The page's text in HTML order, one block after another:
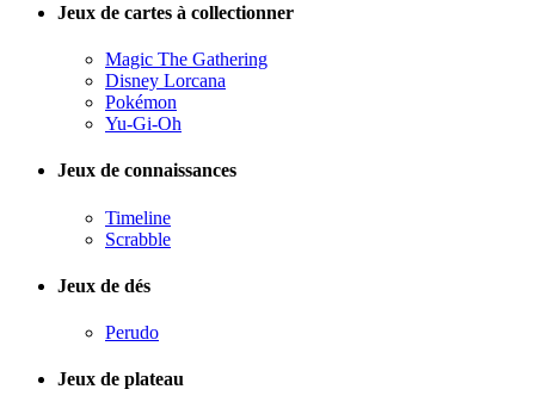
Jeux de cartes à collectionner
Magic The Gathering
Disney Lorcana
Pokémon
Yu-Gi-Oh
Jeux de connaissances
Timeline
Scrabble
Jeux de dés
Perudo
Jeux de plateau